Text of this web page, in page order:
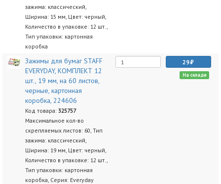
зажима: классический,
Ширина: 15 мм, Цвет: черный,
Количество в упаковке: 12 шт.,
Тип упаковки: картонная
коробка
Зажимы для бумаг STAFF
EVERYDAY, КОМПЛЕКТ 12
шт., 19 мм, на 60 листов,
черные, картонная
коробка, 224606
Код товара: 325757
Максимальное кол-во
скрепляемых листов: 60, Тип
зажима: классический,
Ширина: 19 мм, Цвет: черный,
Количество в упаковке: 12 шт.,
Тип упаковки: картонная
коробка, Серия: Everyday
29
На складе